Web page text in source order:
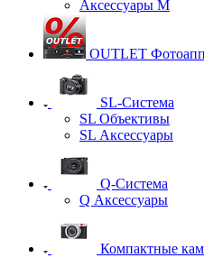
Аксессуары М
OUTLET
SL-Система
SL Объективы
SL Аксессуары
Q-Cистема
Q Аксессуары
Компактные